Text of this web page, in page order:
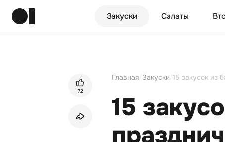
Закуски Салаты
72
Главная Закуски 15 закусок из
15